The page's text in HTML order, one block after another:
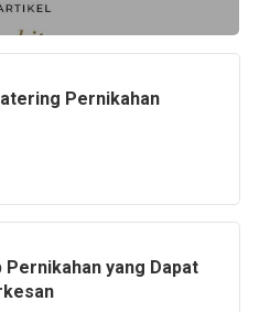
Pernikahan
yang Dapat